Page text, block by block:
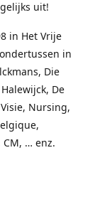
uit!
in Het Vrije
in
Die
De
Nursing,
CM, … enz.